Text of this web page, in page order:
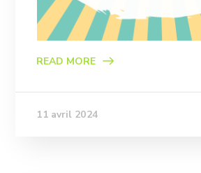
READ MORE
11 avril 2024